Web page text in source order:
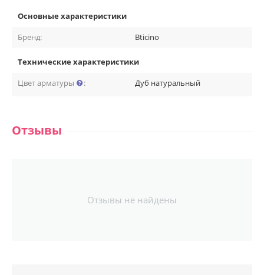
Основные характеристики
Бренд:
Bticino
Технические характеристики
Цвет арматуры
: Дуб натуральный
Отзывы
Отзывы не найдены